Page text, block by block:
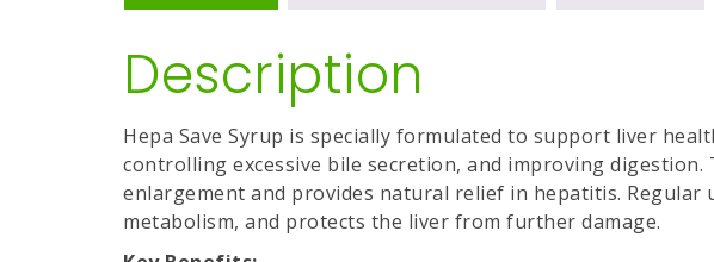
Description
Hepa Save Syrup is specially formulated to support liver
controlling excessive bile secretion, and improving
enlargement and provides natural relief in hepatitis. Regular
metabolism, and protects the liver from further damage.